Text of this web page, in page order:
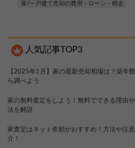
家/一戸建て売却の費用・ローン・税金
人気記事TOP3
【2025年1月】家の最新売却相場は？築年
ら調べよう
家の無料査定をしよう！無料でできる理由
法を解説
家査定はネット依頼がおすすめ！方法や注
介！
無料診断スター